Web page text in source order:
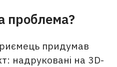
проблема?
придумав
надруковані на 3D-